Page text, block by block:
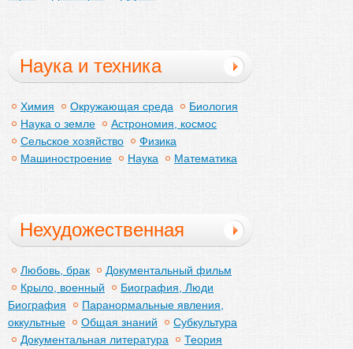
Наука и техника
Химия Окружающая среда
Биология
Наука о земле
Астрономия, космос
Сельское хозяйство
Физика
Машиностроение
Наука Математика
Нехудожественная
литература,
образование
Любовь, брак
Документальный фильм
Крыло, военный
Биография, Люди
Биография
Паранормальные явления,
оккультные
Общая знаний
Субкультура
Документальная литература
Теория